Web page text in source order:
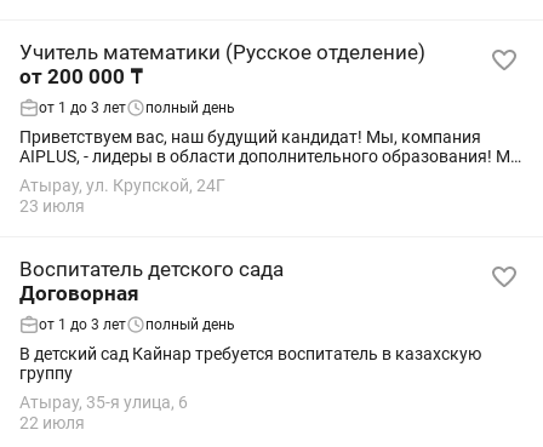
Учитель математики (Русское отделение)
от 200 000 ₸
от 1 до 3 лет полный день
Приветствуем вас, наш будущий кандидат! Мы, компания
AIPLUS, - лидеры в области дополнительного образования! Мы
в поиске амбициозных, талантливых сотрудников, которые
готовы разделить нашу миссию и...
Атырау, ул. Крупской, 24Г
23 июля
Воспитатель детского сада
Договорная
от 1 до 3 лет полный день
В детский сад Кайнар требуется воспитатель в казахскую
группу
Атырау, 35-я улица, 6
22 июля